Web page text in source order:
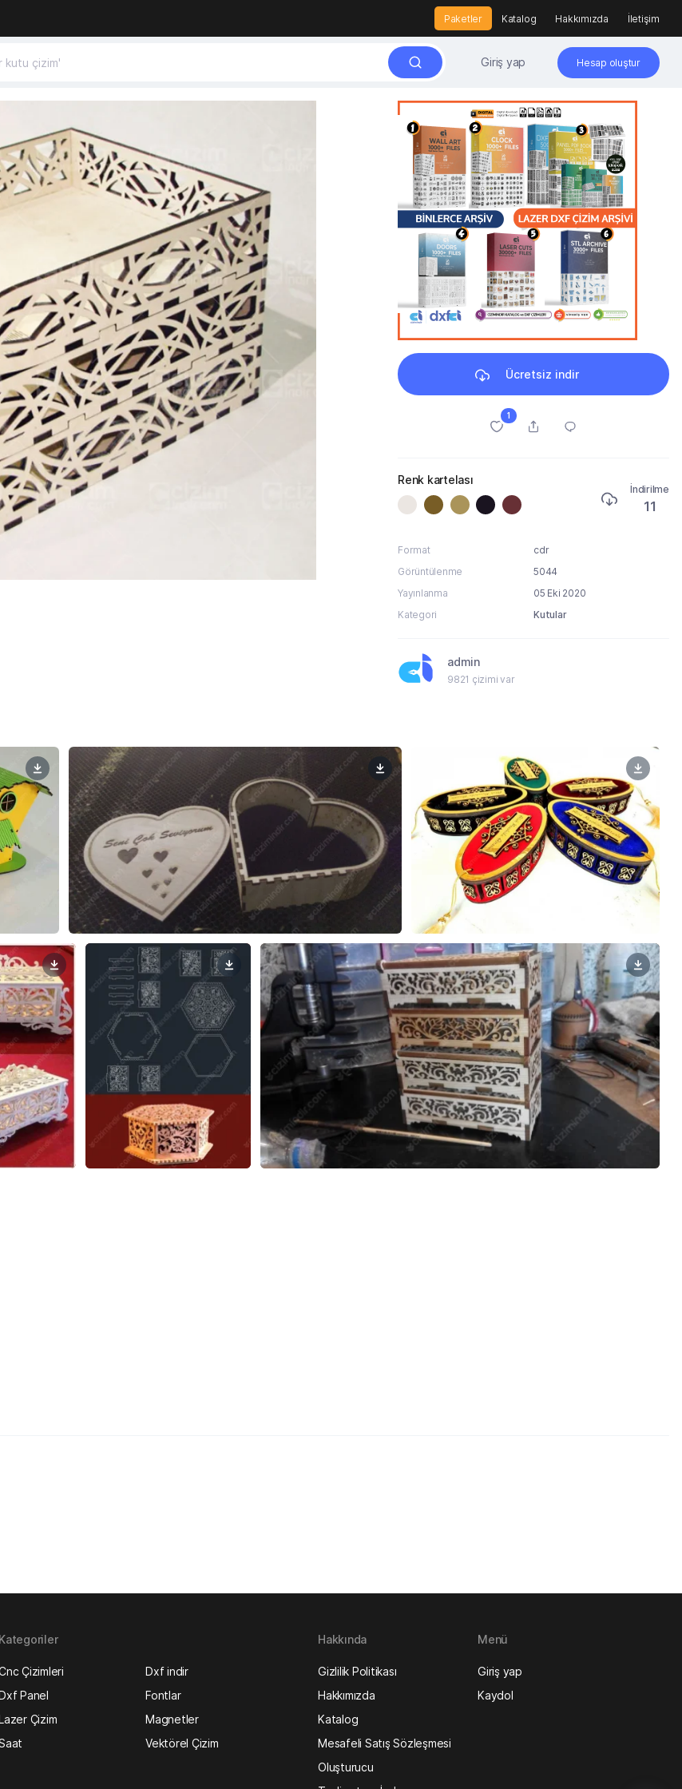
Paketler Katalog Hakkımızda İletişim
Giriş yap Hesap oluştur
Ücretsiz indir
1
Renk kartelası
İndirilme
11
Format
cdr
Görüntülenme
5044
Yayınlanma
05 Eki 2020
Kategori
Kutular
admin
9821 çizimi var
Kategoriler
Çizimleri
Dxf indir
Panel
Fontlar
Çizim
Magnetler
Vektörel Çizim
Hakkında
Gizlilik Politikası
Hakkımızda
Katalog
Mesafeli Satış Sözleşmesi
Oluşturucu
Menü
Giriş yap
Kaydol